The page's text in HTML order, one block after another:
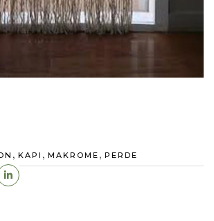
, KAPI , MAKROME , PERDE